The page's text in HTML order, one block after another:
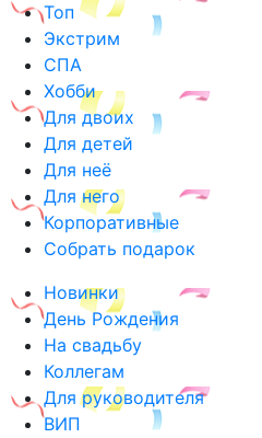
Топ
Экстрим
СПА
Хобби
Для двоих
Для детей
Для неё
Для него
Корпоративные
Собрать подарок
Новинки
День Рождения
На свадьбу
Коллегам
Для руководителя
ВИП